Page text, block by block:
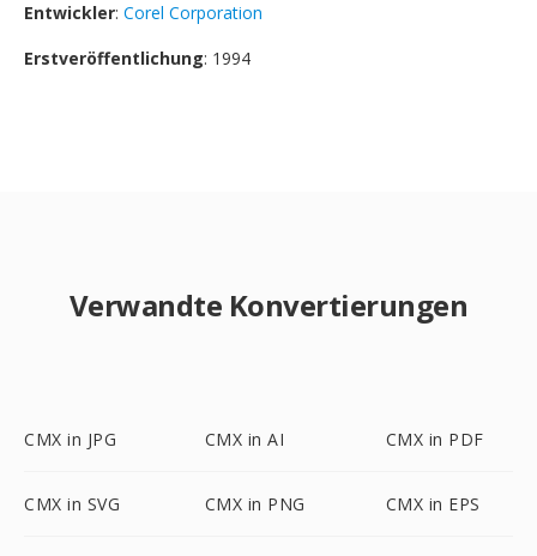
Entwickler: Corel Corporation
Erstveröffentlichung: 1994
Verwandte Konvertierungen
CMX in JPG CMX in AI CMX in PDF
CMX in SVG CMX in PNG CMX in EPS